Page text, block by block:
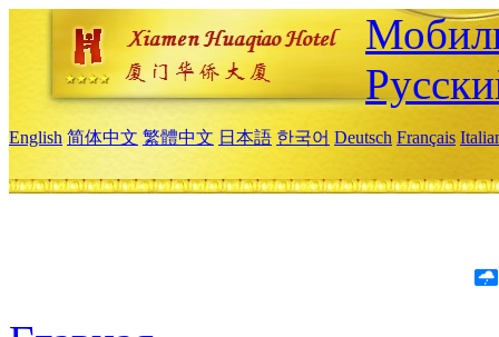
English 简体中文 繁體中文 日本語 한국어 Deutsch Français